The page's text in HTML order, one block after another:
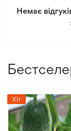
Мінімальне
Немає
Хіт